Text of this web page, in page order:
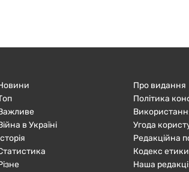
в Україні
Про видання
Політика
Угода
Редакційна
Кодекс етики
Наша